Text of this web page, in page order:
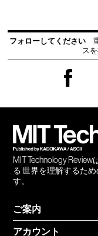
フォローしてください
ス
MIT Technology
る 世界を理解するた
す。
ご案内
アカウント